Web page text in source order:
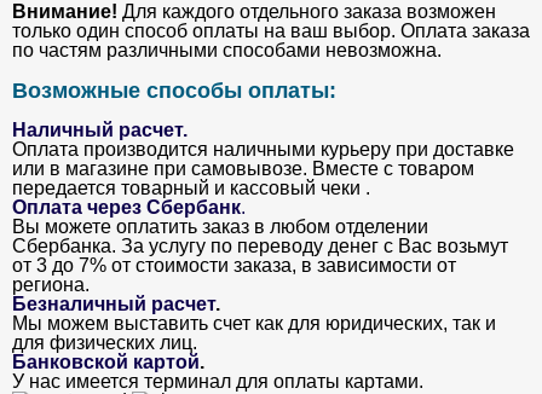
Внимание! Для каждого отдельного заказа возможен
только один способ оплаты на ваш выбор. Оплата заказа
по частям различными способами невозможна.
Возможные способы оплаты:
Наличный расчет.
Оплата производится наличными курьеру при доставке
или в магазине при самовывозе. Вместе с товаром
передается товарный и кассовый чеки .
Оплата через Сбербанк.
Вы можете оплатить заказ в любом отделении
Сбербанка. За услугу по переводу денег с Вас возьмут
от 3 до 7% от стоимости заказа, в зависимости от
региона.
Безналичный расчет.
Мы можем выставить счет как для юридических, так и
для физических лиц.
Банковской картой.
У нас имеется терминал для оплаты картами.